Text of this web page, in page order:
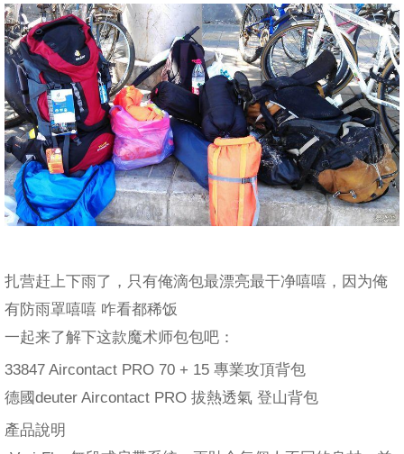
扎营赶上下雨了，只有俺滴包最漂亮最干净嘻嘻，因为俺
有防雨罩嘻嘻 咋看都稀饭
一起来了解下这款魔术师包包吧：
33847 Aircontact PRO 70 + 15 專業攻頂背包
德國deuter Aircontact PRO 拔熱透氣 登山背包
產品說明